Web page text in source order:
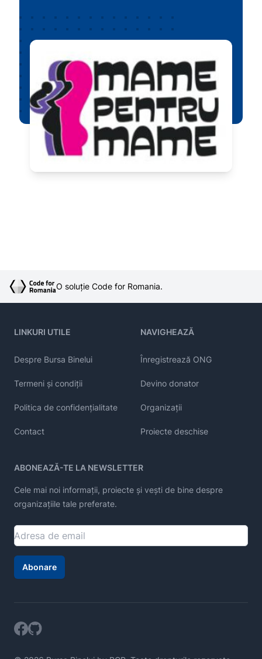
O soluție Code for Romania.
LINKURI UTILE
Despre Bursa Binelui
Termeni și condiții
Politica de confidențialitate
Contact
NAVIGHEAZĂ
Înregistrează ONG
Devino donator
Organizații
Proiecte deschise
ABONEAZĂ-TE LA NEWSLETTER
Cele mai noi informații, proiecte și vești de bine despre
organizațiile tale preferate.
Abonare